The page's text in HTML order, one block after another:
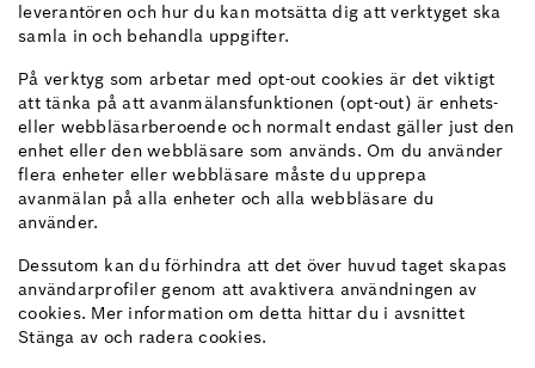
leverantören och hur du kan motsätta dig att verktyget ska
samla in och behandla uppgifter.
På verktyg som arbetar med opt-out cookies är det viktigt
att tänka på att avanmälansfunktionen (opt-out) är enhets-
eller webbläsarberoende och normalt endast gäller just den
enhet eller den webbläsare som används. Om du använder
flera enheter eller webbläsare måste du upprepa
avanmälan på alla enheter och alla webbläsare du
använder.
Dessutom kan du förhindra att det över huvud taget skapas
användarprofiler genom att avaktivera användningen av
cookies. Mer information om detta hittar du i avsnittet
Stänga av och radera cookies.